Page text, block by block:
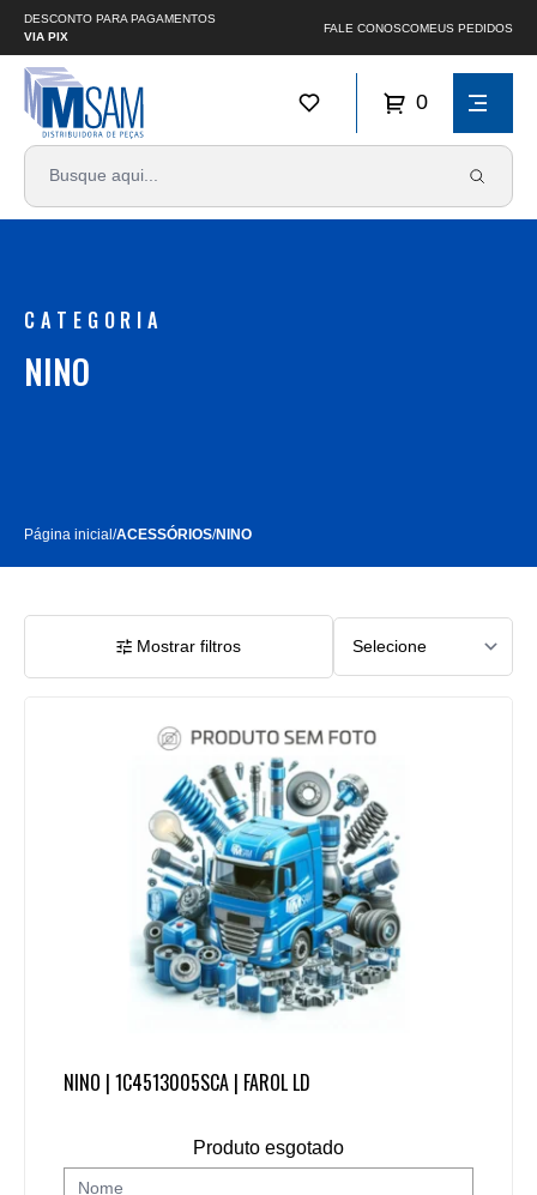
DESCONTO PARA PAGAMENTOS
VIA PIX
FALE CONOSCOMEUS PEDIDOS
0
CATEGORIA
NINO
Página inicial/ACESSÓRIOS/NINO
Mostrar filtros
NINO | 1C4513005SCA | FAROL LD
Produto esgotado